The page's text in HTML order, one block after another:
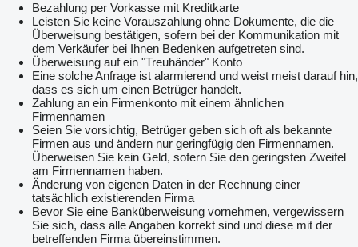
Bezahlung per Vorkasse mit Kreditkarte
Leisten Sie keine Vorauszahlung ohne Dokumente, die die
Überweisung bestätigen, sofern bei der Kommunikation mit
dem Verkäufer bei Ihnen Bedenken aufgetreten sind.
Überweisung auf ein "Treuhänder" Konto
Eine solche Anfrage ist alarmierend und weist meist darauf hin,
dass es sich um einen Betrüger handelt.
Zahlung an ein Firmenkonto mit einem ähnlichen
Firmennamen
Seien Sie vorsichtig, Betrüger geben sich oft als bekannte
Firmen aus und ändern nur geringfügig den Firmennamen.
Überweisen Sie kein Geld, sofern Sie den geringsten Zweifel
am Firmennamen haben.
Änderung von eigenen Daten in der Rechnung einer
tatsächlich existierenden Firma
Bevor Sie eine Banküberweisung vornehmen, vergewissern
Sie sich, dass alle Angaben korrekt sind und diese mit der
betreffenden Firma übereinstimmen.